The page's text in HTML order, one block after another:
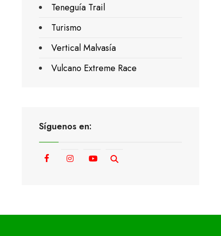
Teneguía Trail
Turismo
Vertical Malvasía
Vulcano Extreme Race
Síguenos en: